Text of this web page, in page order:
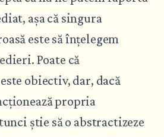
așa că singura
este să înțelegem
Poate că
obiectiv, dar, dacă
propria
știe să o abstractizeze